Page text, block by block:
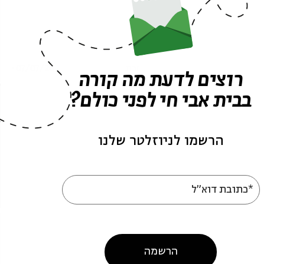
Shai
07/07/26
עוד בבית אבי חי
רוצים לדעת מה קורה
בבית אבי חי לפני כולם?
הרשמו לניוזלטר שלנו
*כתובת דוא"ל
הרשמה